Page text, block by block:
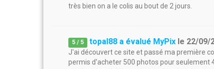
très bien on a le colis au bout de 2 jours.
5 / 5 topal88 a évalué MyPix le 22/09/
J'ai découvert ce site et passé ma première
permis d'acheter 500 photos pour seulement